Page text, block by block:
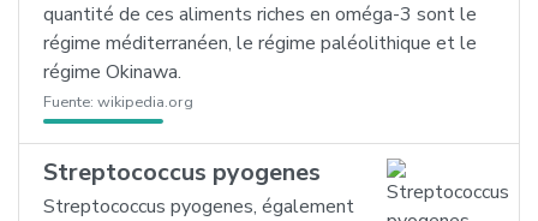
quantité de ces aliments riches en oméga-3 sont le
régime méditerranéen, le régime paléolithique et le
régime Okinawa.
Fuente: wikipedia.org
Streptococcus pyogenes
Streptococcus pyogenes, également